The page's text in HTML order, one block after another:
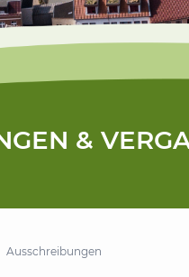
&
Ausschreibungen